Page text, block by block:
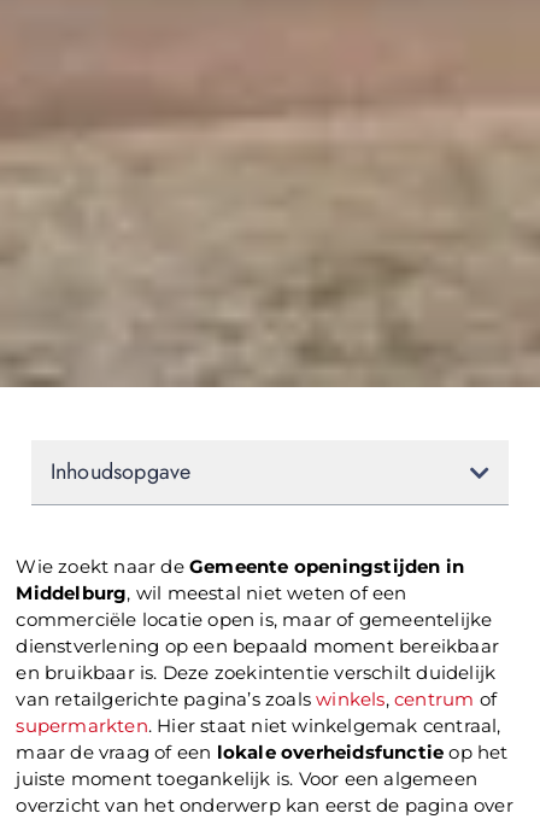
Wie zoekt naar deGemeente openingstijden in
Middelburg, wil meestal niet weten of een
commerciële locatie open is, maar of gemeentelijke
dienstverlening op een bepaald moment bereikbaar
en bruikbaar is. Deze zoekintentie verschilt duidelijk
van retailgerichte pagina’s zoalswinkels,centrum of
supermarkten. Hier staat niet winkelgemak centraal,
maar de vraag of een lokale overheidsfunctie op het
juiste moment toegankelijk is. Voor een algemeen
overzicht van het onderwerp kan eerst de pagina over
Inhoudsopgave